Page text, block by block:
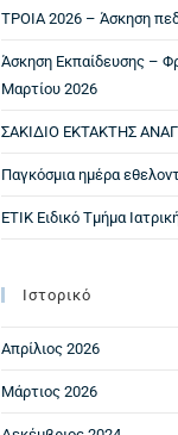
ΤΡΟΙΑ 2026 – Άσκηση
Άσκηση Εκπαίδευσης –
Μαρτίου 2026
ΣΑΚΙΔΙΟ ΕΚΤΑΚΤΗΣ
Παγκόσμια ημέρα
ΕΤΙΚ Ειδικό Τμήμα
Ιστορικό
Απρίλιος 2026
Μάρτιος 2026